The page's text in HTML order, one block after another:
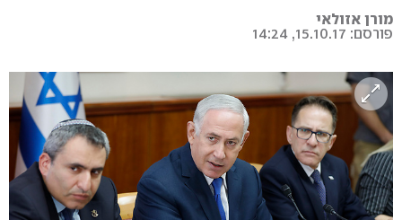
מורן אזולאי
פורסם: 15.10.17, 14:24